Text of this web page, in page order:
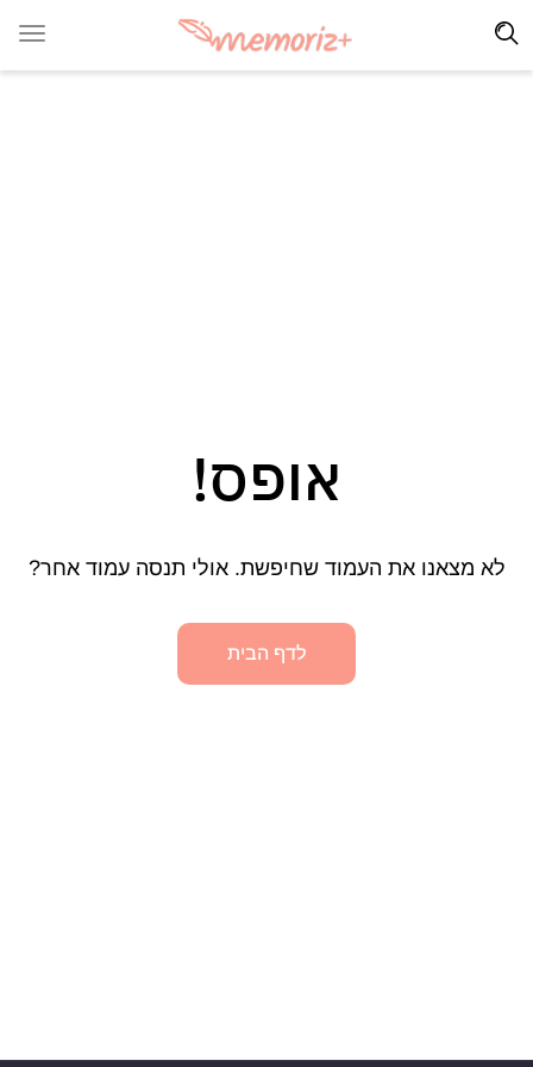
אופס!
לא מצאנו את העמוד שחיפשת. אולי תנסה עמוד אחר?
לדף הבית